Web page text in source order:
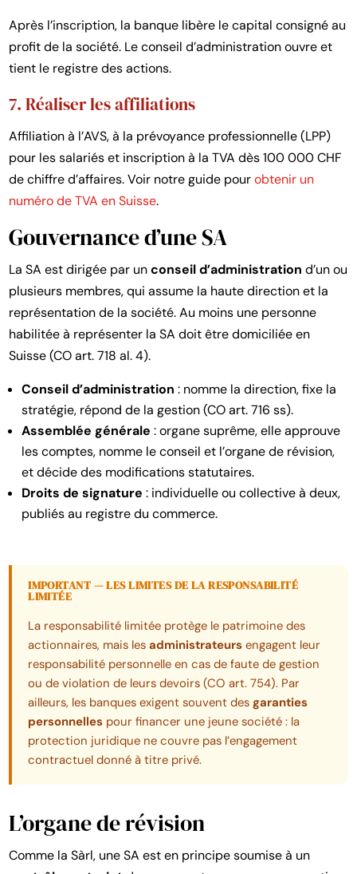
Après l’inscription, la banque libère le capital consigné au
profit de la société. Le conseil d’administration ouvre et
tient le registre des actions.
7. Réaliser les affiliations
Affiliation à l’AVS, à la prévoyance professionnelle (LPP)
pour les salariés et inscription à la TVA dès 100 000 CHF
de chiffre d’affaires. Voir notre guide pourobtenir un
numéro de TVA en Suisse.
Gouvernance d’une SA
La SA est dirigée par unconseil d’administration d’un ou
plusieurs membres, qui assume la haute direction et la
représentation de la société. Au moins une personne
habilitée à représenter la SA doit être domiciliée en
Suisse (CO art. 718 al. 4).
Conseil d’administration : nomme la direction, fixe la
stratégie, répond de la gestion (CO art. 716 ss).
Assemblée générale : organe suprême, elle approuve
les comptes, nomme le conseil et l’organe de révision,
et décide des modifications statutaires.
Droits de signature : individuelle ou collective à deux,
publiés au registre du commerce.
IMPORTANT — LES LIMITES DE LA RESPONSABILITÉ
LIMITÉE
La responsabilité limitée protège le patrimoine des
actionnaires, mais lesadministrateurs engagent leur
responsabilité personnelle en cas de faute de gestion
ou de violation de leurs devoirs (CO art. 754). Par
ailleurs, les banques exigent souvent desgaranties
personnelles pour financer une jeune société : la
protection juridique ne couvre pas l’engagement
contractuel donné à titre privé.
L’organe de révision
Comme la Sàrl, une SA est en principe soumise à un